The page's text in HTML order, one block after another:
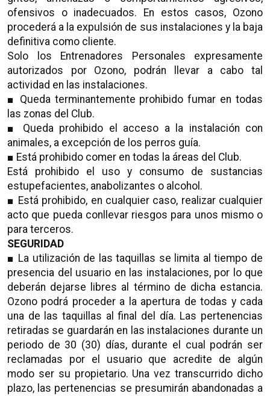
ofensivos o inadecuados. En estos casos, Ozono
procederá a la expulsión de sus instalaciones y la baja
definitiva como cliente.
Solo los Entrenadores Personales expresamente
autorizados por Ozono, podrán llevar a cabo tal
actividad en las instalaciones.
■ Queda terminantemente prohibido fumar en todas
las zonas del Club.
■ Queda prohibido el acceso a la instalación con
animales, a excepción de los perros guía.
■ Está prohibido comer en todas la áreas del Club.
Está prohibido el uso y consumo de sustancias
estupefacientes, anabolizantes o alcohol.
■ Está prohibido, en cualquier caso, realizar cualquier
acto que pueda conllevar riesgos para unos mismo o
para terceros.
SEGURIDAD
■ La utilización de las taquillas se limita al tiempo de
presencia del usuario en las instalaciones, por lo que
deberán dejarse libres al término de dicha estancia.
Ozono podrá proceder a la apertura de todas y cada
una de las taquillas al final del día. Las pertenencias
retiradas se guardarán en las instalaciones durante un
periodo de 30 (30) días, durante el cual podrán ser
reclamadas por el usuario que acredite de algún
modo ser su propietario. Una vez transcurrido dicho
plazo, las pertenencias se presumirán abandonadas a